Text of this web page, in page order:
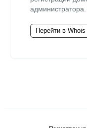
администратора.
Перейти в Whois